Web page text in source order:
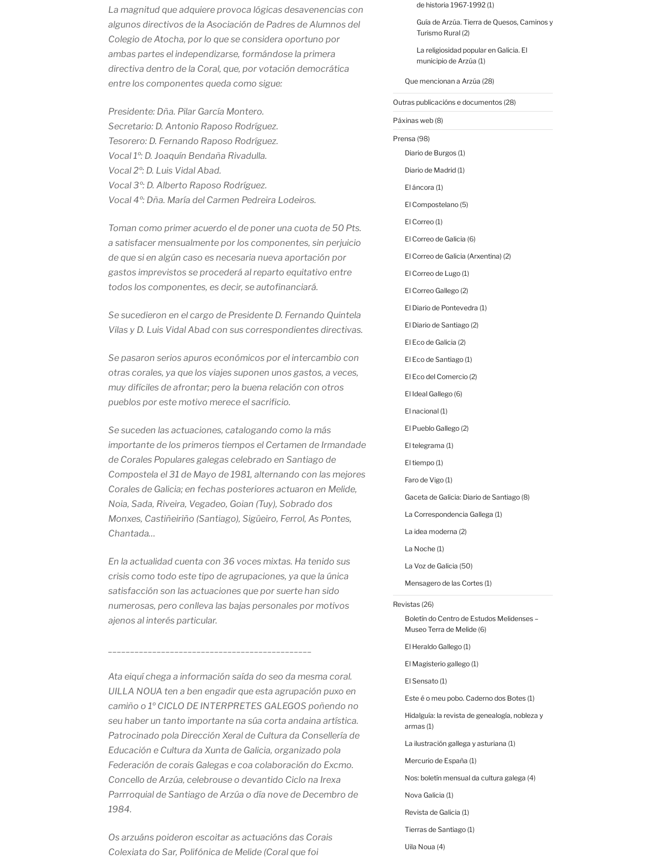
La magnitud que adquiere provoca lógicas desavenencias con
algunos directivos de la Asociación de Padres de Alumnos del
Colegio de Atocha, por lo que se considera oportuno por
ambas partes el independizarse, formándose la primera
directiva dentro de la Coral, que, por votación democrática
entre los componentes queda como sigue:
Presidente: Dña. Pilar García Montero.
Secretario: D. Antonio Raposo Rodríguez.
Tesorero: D. Fernando Raposo Rodríguez.
Vocal 1º: D. Joaquín Bendaña Rivadulla.
Vocal 2º: D. Luis Vidal Abad.
Vocal 3º: D. Alberto Raposo Rodríguez.
Vocal 4º: Dña. María del Carmen Pedreira Lodeiros.
Toman como primer acuerdo el de poner una cuota de 50 Pts.
a satisfacer mensualmente por los componentes, sin perjuicio
de que si en algún caso es necesaria nueva aportación por
gastos imprevistos se procederá al reparto equitativo entre
todos los componentes, es decir, se autofinanciará.
Se sucedieron en el cargo de Presidente D. Fernando Quintela
Vilas y D. Luis Vidal Abad con sus correspondientes directivas.
Se pasaron serios apuros económicos por el intercambio con
otras corales, ya que los viajes suponen unos gastos, a veces,
muy difíciles de afrontar; pero la buena relación con otros
pueblos por este motivo merece el sacrificio.
Se suceden las actuaciones, catalogando como la más
importante de los primeros tiempos el Certamen de Irmandade
de Corales Populares galegas celebrado en Santiago de
Compostela el 31 de Mayo de 1981, alternando con las mejores
Corales de Galicia; en fechas posteriores actuaron en Melide,
Noia, Sada, Riveira, Vegadeo, Goian (Tuy), Sobrado dos
Monxes, Castiñeiriño (Santiago), Sigüeiro, Ferrol, As Pontes,
Chantada…
En la actualidad cuenta con 36 voces mixtas. Ha tenido sus
crisis como todo este tipo de agrupaciones, ya que la única
satisfacción son las actuaciones que por suerte han sido
numerosas, pero conlleva las bajas personales por motivos
ajenos al interés particular.
Ata eiquí chega a información saída do seo da mesma coral.
UILLA NOUA ten a ben engadir que esta agrupación puxo en
camiño o 1º CICLO DE INTERPRETES GALEGOS poñendo no
seu haber un tanto importante na súa corta andaina artística.
Patrocinado pola Dirección Xeral de Cultura da Consellería de
Educación e Cultura da Xunta de Galicia, organizado pola
Federación de corais Galegas e coa colaboración do Excmo.
Concello de Arzúa, celebrouse o devantido Ciclo na Irexa
Parrroquial de Santiago de Arzúa o día nove de Decembro de
1984.
Os arzuáns poideron escoitar as actuacións das Corais
Colexiata do Sar, Polifónica de Melide (Coral que foi
de historia 1967-1992(1)
Guía de Arzúa. Tierra de Quesos, Caminos y
Turismo Rural(2)
La religiosidad popular en Galicia. El
municipio de Arzúa (1)
Que mencionan a Arzúa (28)
Outras publicacións e documentos(28)
Páxinas web(8)
Prensa (98)
Diario de Burgos(1)
Diario de Madrid(1)
El áncora (1)
El Compostelano(5)
El Correo(1)
El Correo de Galicia (6)
El Correo de Galicia (Arxentina) (2)
El Correo de Lugo(1)
El Correo Gallego(2)
El Diario de Pontevedra (1)
El Diario de Santiago(2)
El Eco de Galicia (2)
El Eco de Santiago(1)
El Eco del Comercio(2)
El Ideal Gallego(6)
El nacional(1)
El Pueblo Gallego(2)
El telegrama (1)
El tiempo(1)
Faro de Vigo(1)
Gaceta de Galicia: Diario de Santiago(8)
La Correspondencia Gallega (1)
La idea moderna (2)
La Noche(1)
La Voz de Galicia (50)
Mensagero de las Cortes(1)
Revistas(26)
Boletín do Centro de Estudos Melidenses –
Museo Terra de Melide(6)
El Heraldo Gallego(1)
El Magisterio gallego(1)
El Sensato(1)
Este é o meu pobo. Caderno dos Botes(1)
Hidalguía: la revista de genealogía, nobleza y
armas(1)
La ilustración gallega y asturiana (1)
Mercurio de España (1)
Nos: boletín mensual da cultura galega (4)
Nova Galicia (1)
Revista de Galicia (1)
Tierras de Santiago(1)
Uila Noua (4)